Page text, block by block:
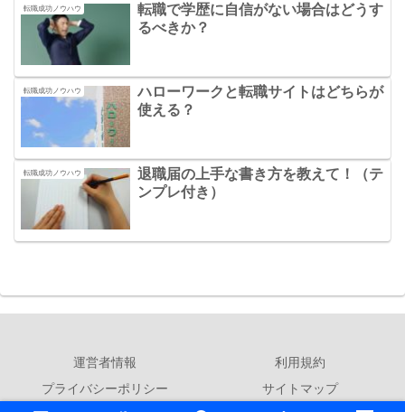
転職成功ノウハウ
転職で学歴に自信がない場合はどうす
るべきか？
転職成功ノウハウ
ハローワークと転職サイトはどちらが
使える？
転職成功ノウハウ
退職届の上手な書き方を教えて！（テ
ンプレ付き）
運営者情報
利用規約
プライバシーポリシー
サイトマップ